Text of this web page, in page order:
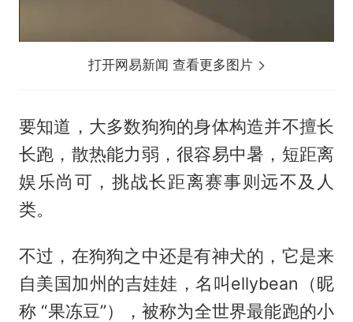
打开网易新闻 查看更多图片
要知道，大多数狗狗的身体构造并不擅长
长跑，散热能力弱，很容易中暑，短距离
娱乐尚可，挑战长距离赛事则远不及人
类。
不过，在狗狗之中还是有神犬的，它是来
自美国加州的吉娃娃，名叫ellybean（昵
称 “果冻豆”），被称为全世界最能跑的小